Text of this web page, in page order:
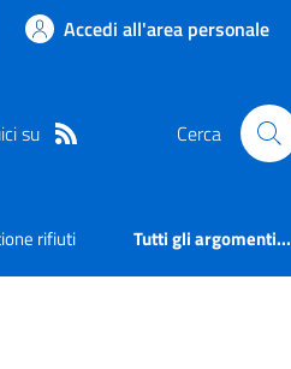
Accedi all'area personale
su Cerca
rifiuti Tutti gli argomenti...